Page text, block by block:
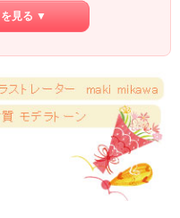
いるので、見つけて下さいネ・
見る ▼